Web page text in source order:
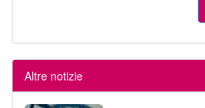
Altre notizie